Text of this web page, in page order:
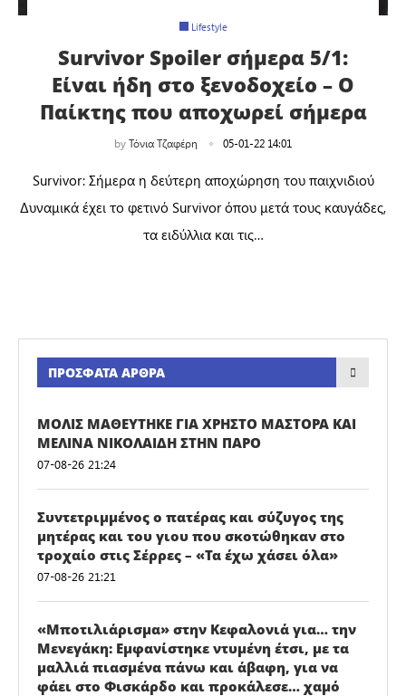
Lifestyle
Survivor Spoiler σήμερα 5/1:
Είναι ήδη στο ξενοδοχείο – Ο
Παίκτης που αποχωρεί σήμερα
byΤόνια Τζαφέρη 05-01-22 14:01
Survivor: Σήμερα η δεύτερη αποχώρηση του παιχνιδιού
Δυναμικά έχει το φετινό Survivor όπου μετά τους καυγάδες,
τα ειδύλλια και τις…
ΠΡΌΣΦΑΤΑ ΆΡΘΡΑ
ΜΟΛΙΣ ΜΑΘΕΥΤΗΚΕ ΓΙΑ ΧΡΗΣΤΟ ΜΑΣΤΟΡΑ ΚΑΙ
ΜΕΛΙΝΑ ΝΙΚΟΛΑΙΔΗ ΣΤΗΝ ΠΑΡΟ
07-08-26 21:24
Συντετριμμένος ο πατέρας και σύζυγος της
μητέρας και του γιου που σκοτώθηκαν στο
τροχαίο στις Σέρρες – «Τα έχω χάσει όλα»
07-08-26 21:21
«Μποτιλιάρισμα» στην Κεφαλονιά για… την
Μενεγάκη: Εμφανίστηκε ντυμένη έτσι, με τα
μαλλιά πιασμένα πάνω και άβαφη, για να
φάει στο Φισκάρδο και προκάλεσε… χαμό